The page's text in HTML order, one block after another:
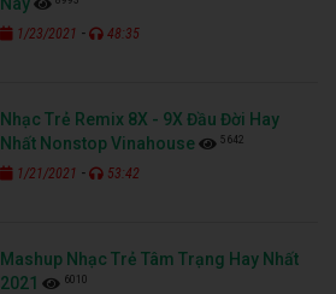
1/23/2021 - 48:35
Nhạc Trẻ Remix 8X - 9X Đầu Đời Hay
Nhất Nonstop Vinahouse
5642
1/21/2021 - 53:42
Mashup Nhạc Trẻ Tâm Trạng Hay Nhất
2021
6010